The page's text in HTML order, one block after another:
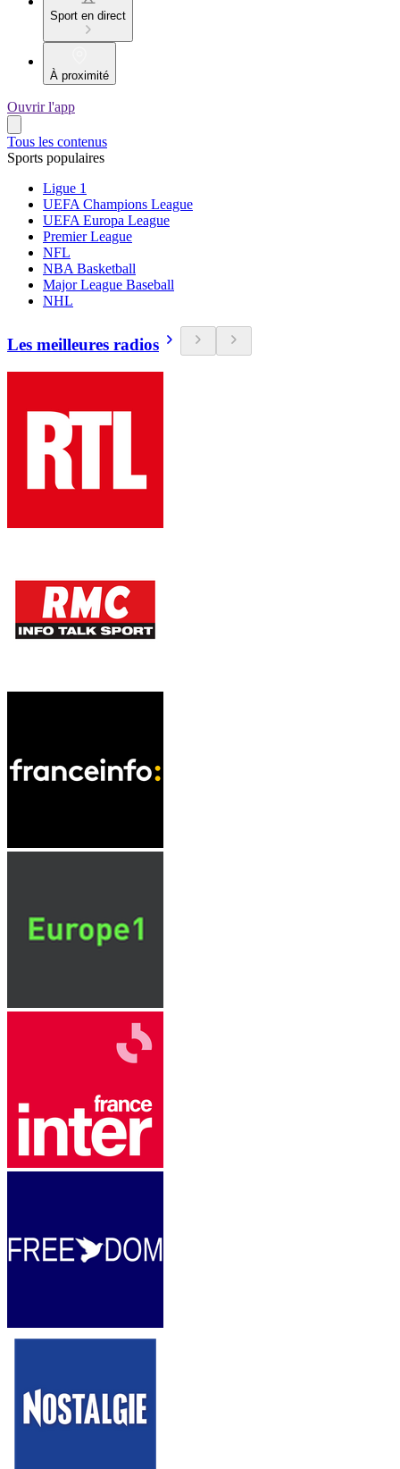
Sport en direct
À proximité
Ouvrir l'app
Tous les contenus
Sports populaires
Ligue 1
UEFA Champions League
UEFA Europa League
Premier League
NFL
NBA Basketball
Major League Baseball
NHL
Les meilleures radios